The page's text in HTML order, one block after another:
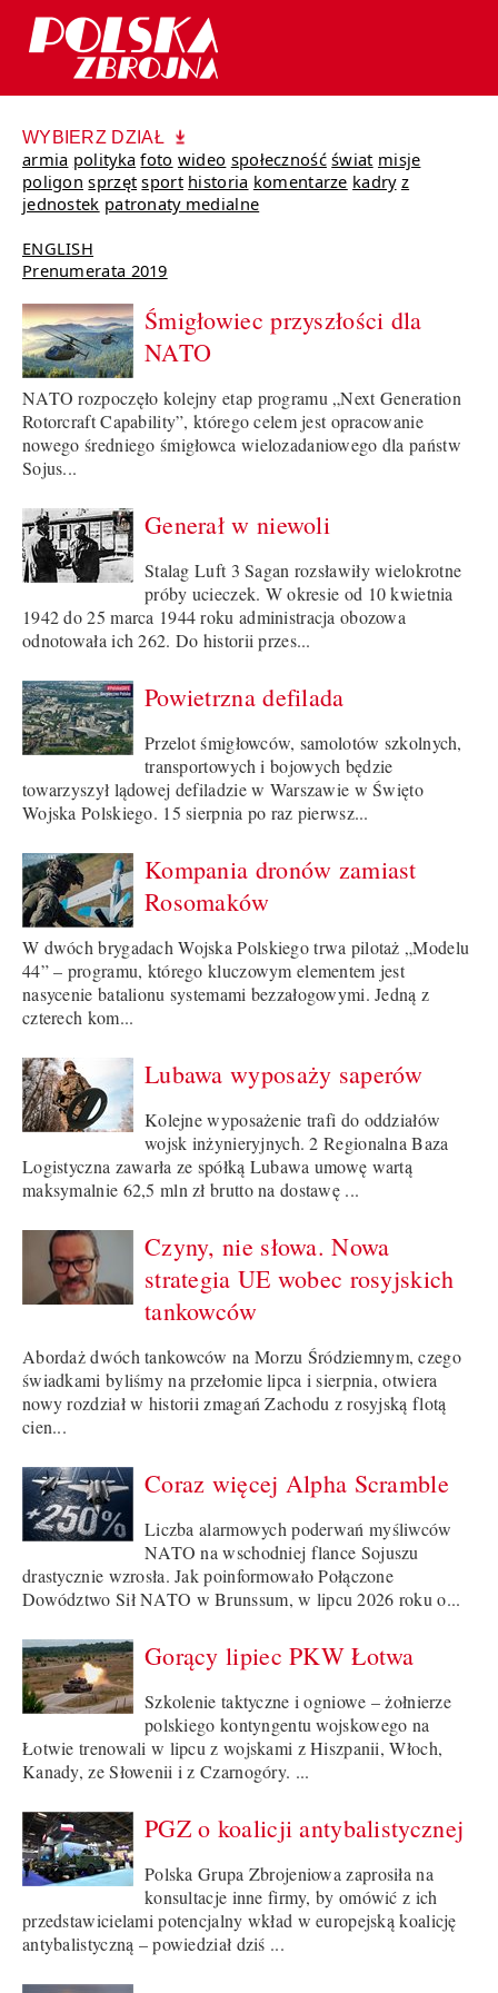
WYBIERZ DZIAŁ
armia polityka foto wideo społeczność świat misje
poligon sprzęt sport historia komentarze kadry z
jednostek patronaty medialne
ENGLISH
Prenumerata 2019
Śmigłowiec przyszłości dla
NATO
NATO rozpoczęło kolejny etap programu „Next Generation
Rotorcraft Capability”, którego celem jest opracowanie
nowego średniego śmigłowca wielozadaniowego dla państw
Sojus...
Generał w niewoli
Stalag Luft 3 Sagan rozsławiły wielokrotne
próby ucieczek. W okresie od 10 kwietnia
1942 do 25 marca 1944 roku administracja obozowa
odnotowała ich 262. Do historii przes...
Powietrzna defilada
Przelot śmigłowców, samolotów szkolnych,
transportowych i bojowych będzie
towarzyszył lądowej defiladzie w Warszawie w Święto
Wojska Polskiego. 15 sierpnia po raz pierwsz...
Kompania dronów zamiast
Rosomaków
W dwóch brygadach Wojska Polskiego trwa pilotaż „Modelu
44” – programu, którego kluczowym elementem jest
nasycenie batalionu systemami bezzałogowymi. Jedną z
czterech kom...
Lubawa wyposaży saperów
Kolejne wyposażenie trafi do oddziałów
wojsk inżynieryjnych. 2 Regionalna Baza
Logistyczna zawarła ze spółką Lubawa umowę wartą
maksymalnie 62,5 mln zł brutto na dostawę ...
Czyny, nie słowa. Nowa
strategia UE wobec rosyjskich
tankowców
Abordaż dwóch tankowców na Morzu Śródziemnym, czego
świadkami byliśmy na przełomie lipca i sierpnia, otwiera
nowy rozdział w historii zmagań Zachodu z rosyjską flotą
cien...
Coraz więcej Alpha Scramble
Liczba alarmowych poderwań myśliwców
NATO na wschodniej flance Sojuszu
drastycznie wzrosła. Jak poinformowało Połączone
Dowództwo Sił NATO w Brunssum, w lipcu 2026 roku o...
Gorący lipiec PKW Łotwa
Szkolenie taktyczne i ogniowe – żołnierze
polskiego kontyngentu wojskowego na
Łotwie trenowali w lipcu z wojskami z Hiszpanii, Włoch,
Kanady, ze Słowenii i z Czarnogóry. ...
PGZ o koalicji antybalistycznej
Polska Grupa Zbrojeniowa zaprosiła na
konsultacje inne firmy, by omówić z ich
przedstawicielami potencjalny wkład w europejską koalicję
antybalistyczną – powiedział dziś ...